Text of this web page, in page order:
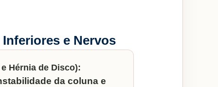
e Nervos
Hérnia de Disco):
da coluna e